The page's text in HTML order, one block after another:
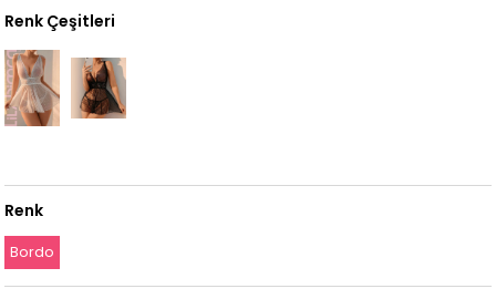
Renk Çeşitleri
Renk
Bordo